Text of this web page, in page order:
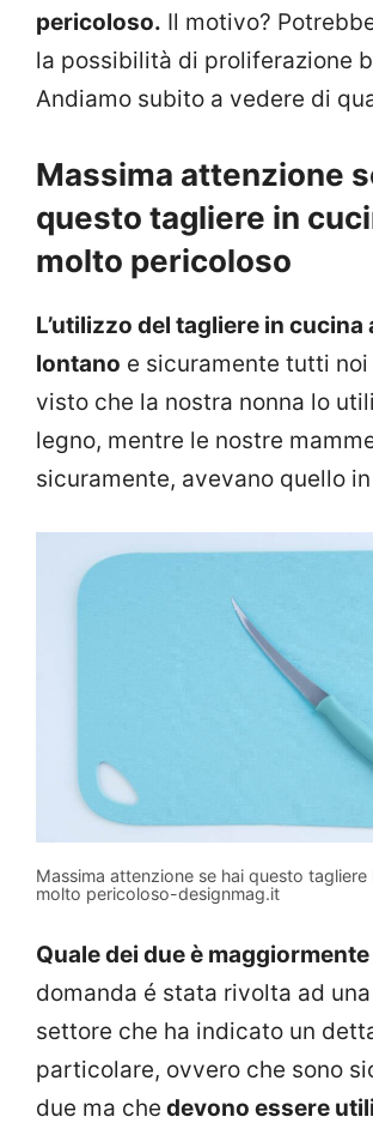
pericoloso. Il motivo?
la possibilità di proliferazione
Andiamo subito a vedere di
Massima attenzione
questo tagliere in
molto pericoloso
L’utilizzo del tagliere in cucina
lontano e sicuramente tutti
visto che la nostra nonna lo
legno, mentre le nostre
sicuramente, avevano quello
Massima attenzione se hai questo tagliere
molto pericoloso-designmag.it
Quale dei due è
domanda é stata rivolta ad
settore che ha indicato un
particolare, ovvero che sono
due ma che devono essere